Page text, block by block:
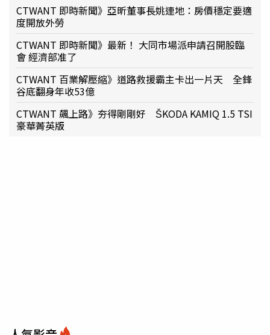
CTWANT 即時新聞》亞昕董事長姚連地：房價穩定要適
度開放外勞
CTWANT 即時新聞》最新！ 大同市場派申請召開股臨
會 經濟部准了
CTWANT 百業解壓縮》道路救援霸主卡出一片天 全鋒
谷底翻身年收53億
CTWANT 飆上路》夯得剛剛好 ŠKODA KAMIQ 1.5 TSI
豪華菁英版